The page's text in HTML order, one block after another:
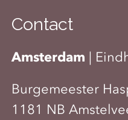
Contact
Amsterdam |
Burgemeester
1181 NB